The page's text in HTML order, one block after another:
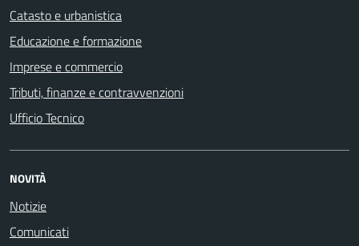
Catasto e urbanistica
Educazione e formazione
Imprese e commercio
Tributi, finanze e contravvenzioni
Ufficio Tecnico
NOVITÀ
Notizie
Comunicati